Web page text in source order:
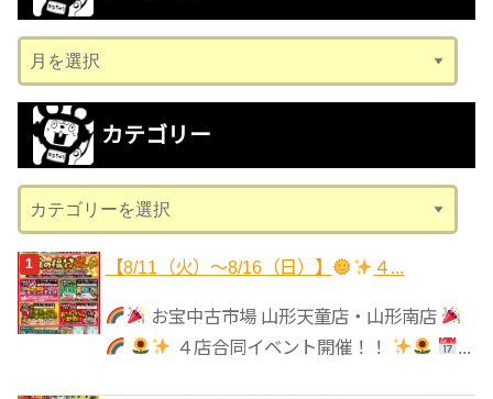
ー
カ
ブ
カテゴリー
テ
ゴ
リ
ー
【8/11（火）～8/16（日）】 ４...
お宝中古市場 山形天童店・山形南店
４店合同イベント開催！！
...